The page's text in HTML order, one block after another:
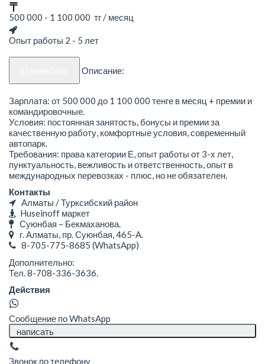
500 000 - 1 100 000 тг / месяц
Опыт работы 2 - 5 лет
Описание:
Зарплата: от 500 000 до 1 100 000 тенге в месяц + премии и
командировочные.
Условия: постоянная занятость, бонусы и премии за
качественную работу, комфортные условия, современный
автопарк.
Требования: права категории Е, опыт работы от 3-х лет,
пунктуальность, вежливость и ответственность, опыт в
международных перевозках - плюс, но не обязателен.
Контакты
Алматы / Турксибский район
Huseinoff маркет
Суюнбая – Бекмаханова.
г. Алматы, ​пр. Суюнбая, 465-А.
8-705-775-8685 (WhatsApp)
Дополнительно:
Тел. 8-708-336-3636.
Действия
Сообщение по WhatsApp
написать
Звонок по телефону